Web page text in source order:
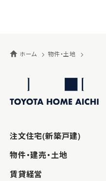
ホーム 物件・土地
注文住宅(新築戸建)
物件・建売・土地
賃貸経営